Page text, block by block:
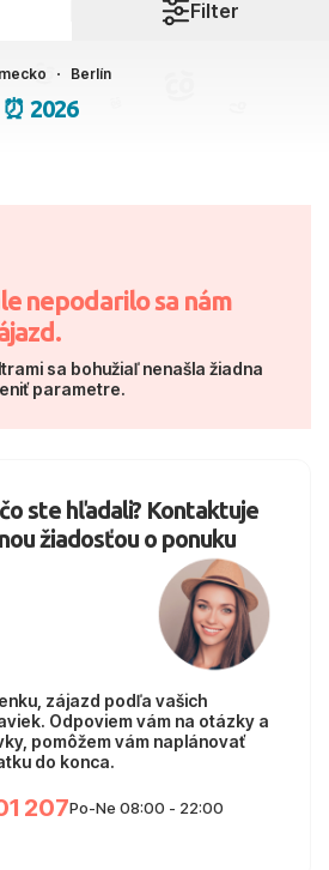
Filter
Berlín
2026
nepodarilo sa nám
sa bohužiaľ nenašla žiadna
parametre.
ste hľadali? Kontaktuje
žiadosťou o ponuku
zájazd podľa vašich
Odpoviem vám na otázky a
pomôžem vám naplánovať
do konca.
207Po-Ne 08:00 - 22:00